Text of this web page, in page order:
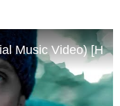
Music Video) [HD]